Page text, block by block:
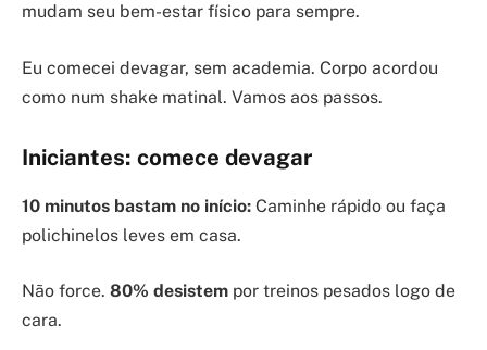
mudam seu bem-estar físico para sempre.
Eu comecei devagar, sem academia. Corpo acordou
como num shake matinal. Vamos aos passos.
Iniciantes: comece devagar
10 minutos bastam no início: Caminhe rápido ou faça
polichinelos leves em casa.
Não force. 80% desistem por treinos pesados logo de
cara.